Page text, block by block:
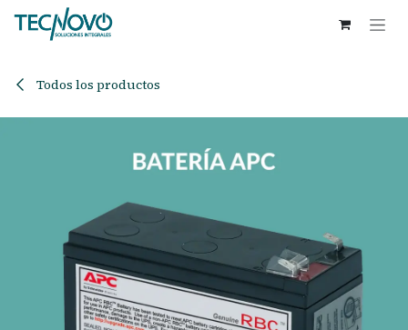
Ir al contenido
Todos los productos